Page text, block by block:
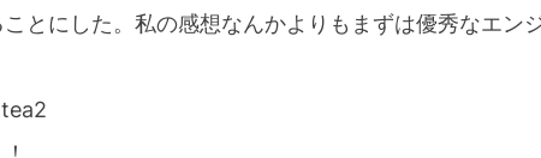
とにした。私の感想なんかよりもまずは優秀なエン